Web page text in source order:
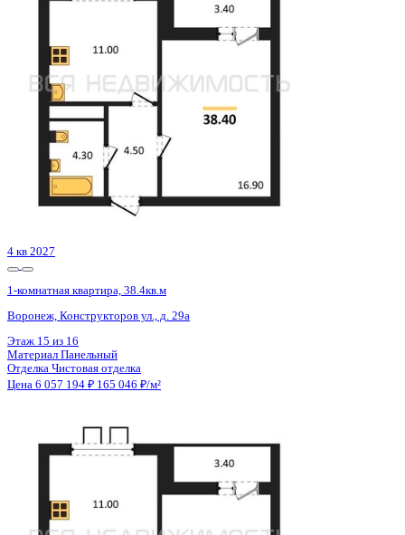
Воронеж, Конструкторов ул., д. 29а
Материал
Панельный
Отделка Чистовая отделка
Цена 6 057 194 ₽ 165 046 ₽/м²
4 кв 2027